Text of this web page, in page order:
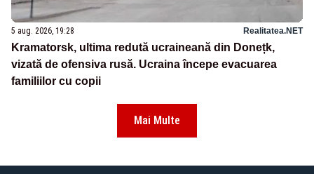
5 aug. 2026, 19:28 Realitatea.NET
Kramatorsk, ultima redută ucraineană din Donețk,
vizată de ofensiva rusă. Ucraina începe evacuarea
familiilor cu copii
Mai Multe